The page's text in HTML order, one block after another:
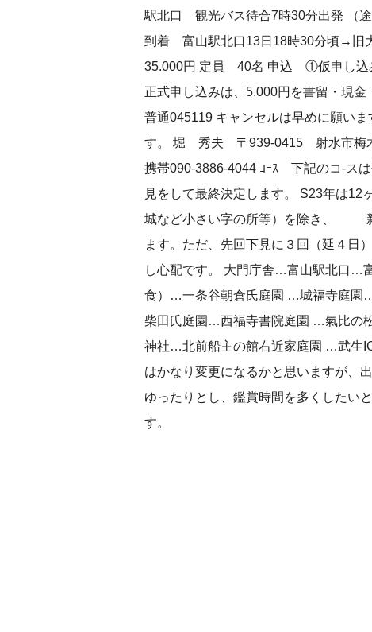
駅北口 観光バス待合7時30分出発 （途
到着 富山駅北口13日18時30分頃→旧
35.000円 定員 40名 申込 ①仮申し
正式申し込みは、5.000円を書留
普通045119 キャンセルは早めに願い
す。 堀 秀夫 〒939-0415 射水
携帯090-3886-4044 ｺｰｽ 下記のコ-ス
見をして最終決定します。 S23年は12
城など小さい字の所等）を除き、 新
ます。ただ、先回下見に３回（延４日
し心配です。 大門庁舎…富山駅北口
食）…一条谷朝倉氏庭園 …城福寺庭
柴田氏庭園…西福寺書院庭園 …氣比
神社…北前船主の館右近家庭園 …武生
はかなり変更になるかと思いますが、
ゆったりとし、鑑賞時間を多くしたい
す。